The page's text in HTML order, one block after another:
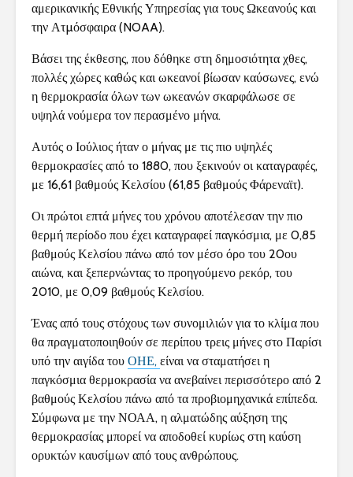
αμερικανικής Εθνικής Υπηρεσίας για τους Ωκεανούς και
την Ατµόσφαιρα (NOAA).
Βάσει της έκθεσης, που δόθηκε στη δημοσιότητα χθες,
πολλές χώρες καθώς και ωκεανοί βίωσαν καύσωνες, ενώ
η θερμοκρασία όλων των ωκεανών σκαρφάλωσε σε
υψηλά νούμερα τον περασμένο μήνα.
Αυτός ο Ιούλιος ήταν ο μήνας με τις πιο υψηλές
θερμοκρασίες από το 1880, που ξεκινούν οι καταγραφές,
με 16,61 βαθμούς Κελσίου (61,85 βαθμούς Φάρεναϊτ).
Οι πρώτοι επτά μήνες του χρόνου αποτέλεσαν την πιο
θερμή περίοδο που έχει καταγραφεί παγκόσμια, με 0,85
βαθμούς Κελσίου πάνω από τον μέσο όρο του 20ου
αιώνα, και ξεπερνώντας το προηγούμενο ρεκόρ, του
2010, με 0,09 βαθμούς Κελσίου.
Ένας από τους στόχους των συνομιλιών για το κλίμα που
θα πραγματοποιηθούν σε περίπου τρεις μήνες στο Παρίσι
υπό την αιγίδα του ΟΗΕ, είναι να σταματήσει η
παγκόσμια θερμοκρασία να ανεβαίνει περισσότερο από 2
βαθμούς Κελσίου πάνω από τα προβιομηχανικά επίπεδα.
Σύμφωνα με την ΝΟΑΑ, η αλματώδης αύξηση της
θερμοκρασίας μπορεί να αποδοθεί κυρίως στη καύση
ορυκτών καυσίμων από τους ανθρώπους.